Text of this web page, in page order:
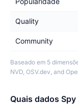
Quality
Community
Baseado em 5
NVD, OSV.dev, and
Quais dados